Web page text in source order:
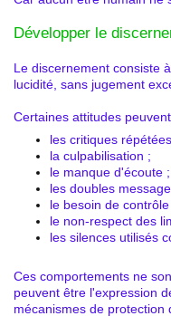
Développer le
Le discernement consiste
lucidité, sans jugement
Certaines attitudes
les critiques
la culpabilisation ;
le manque d'écoute ;
les doubles
le besoin de contrôle
le non-respect des
les silences utilisés
Ces comportements ne
peuvent être l'expression
mécanismes de